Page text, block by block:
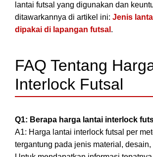
lantai futsal yang digunakan dan
ditawarkannya di artikel ini: Jenis
dipakai di lapangan futsal .
FAQ Tentang
Interlock Futsal
Q1: Berapa harga lantai interlock
A1: Harga lantai interlock futsal per
tergantung pada jenis material, desain,